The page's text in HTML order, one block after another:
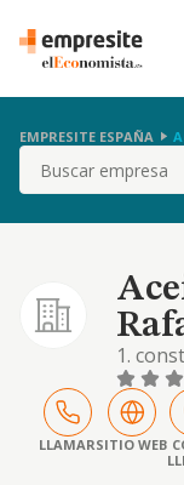
EMPRESITE ESPAÑA
Buscar
1.
al por
venta
LLAMARSITIO WEB